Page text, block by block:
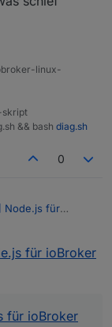
linux-
&& bash diag.sh
0
Node.js für
für ioBroker
für ioBroker